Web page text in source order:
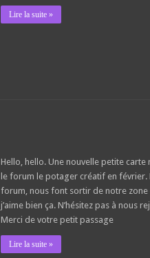
Lire la suite »
Hello, hello. Une nouvelle petite carte
le forum le potager créatif en février.
forum, nous font sortir de notre
j’aime bien ça. N’hésitez pas à nous
Merci de votre petit passage
Lire la suite »